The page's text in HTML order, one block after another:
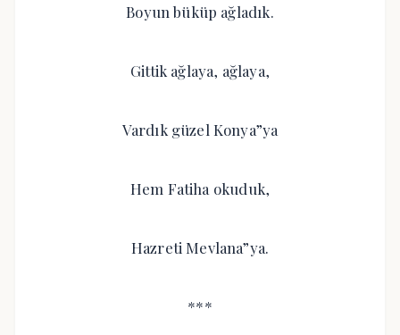
Boyun büküp ağladık.
Gittik ağlaya, ağlaya,
Vardık güzel Konya”ya
Hem Fatiha okuduk,
Hazreti Mevlana”ya.
***